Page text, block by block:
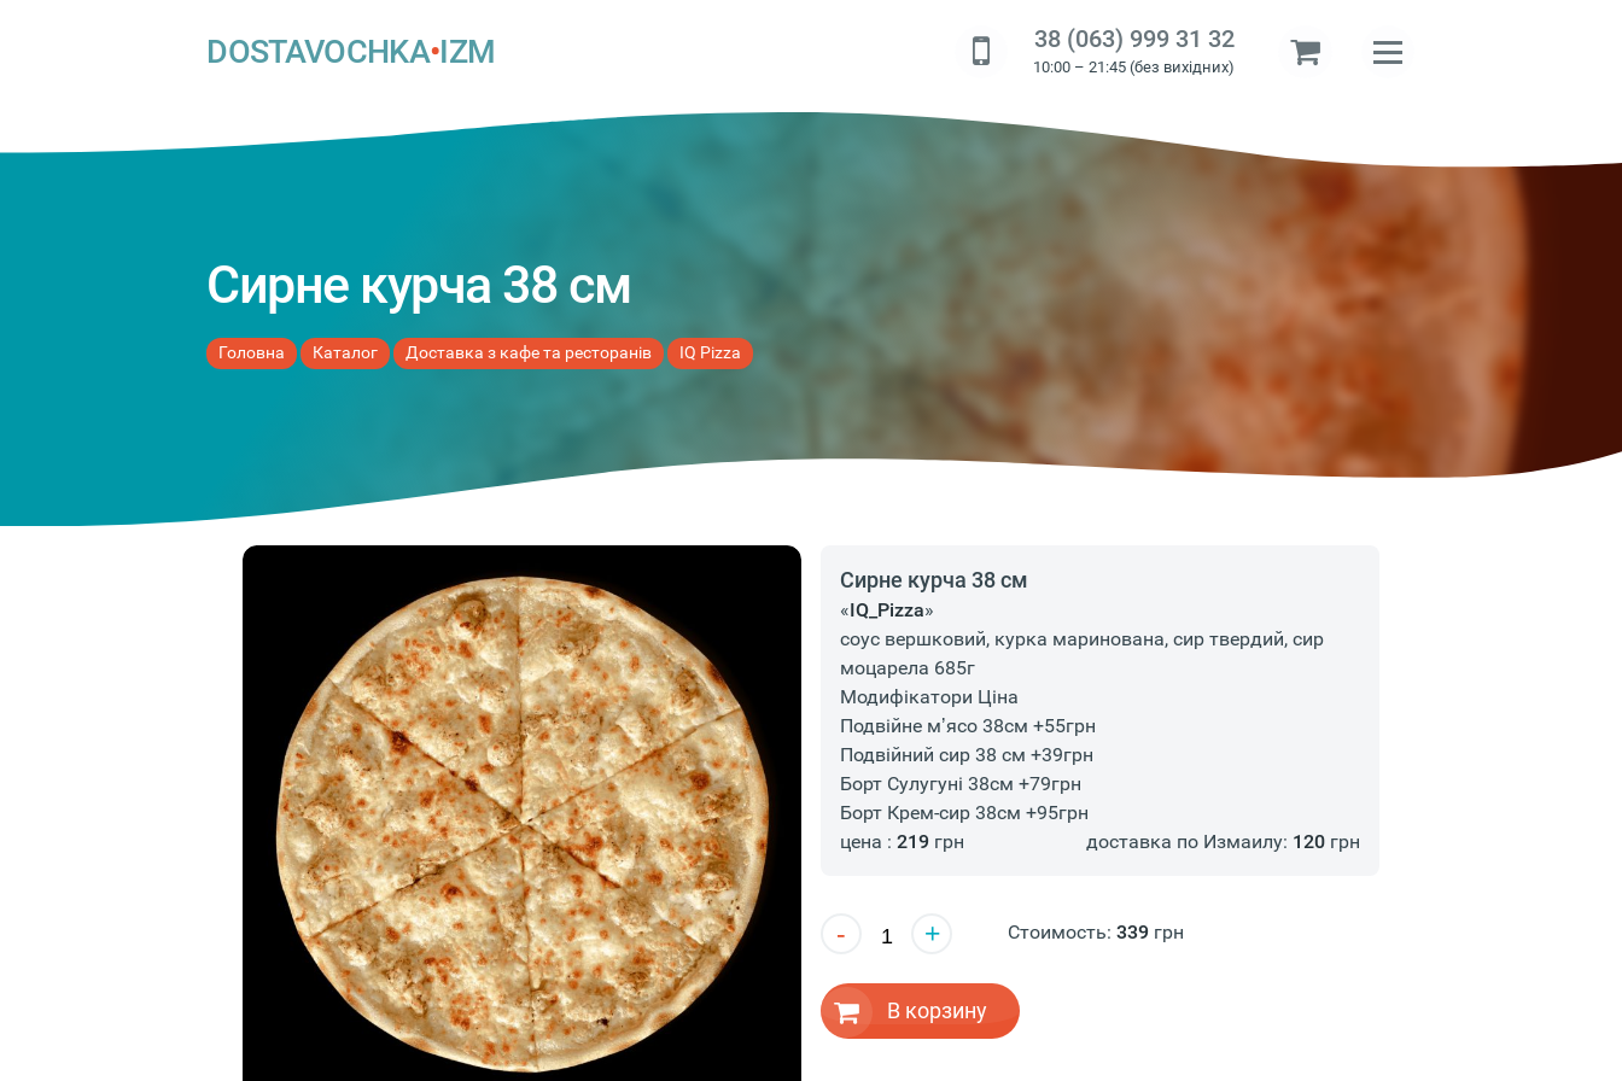
DOSTAVOCHKA•IZM 38 (063) 999 31 32
10:00 – 21:45 (без вихідних)
Сирне курча 38 см
Головна Каталог Доставка з кафе та ресторанів IQ Pizza
Сирне курча 38 см
«IQ_Pizza»
соус вершковий, курка маринована, сир твердий, сир
моцарела 685г
Модифікатори Ціна
Подвійне мʼясо 38см +55грн
Подвійний сир 38 см +39грн
Борт Сулугуні 38см +79грн
Борт Крем-сир 38см +95грн
цена : 219грн доставка по Измаилу: 120грн
- + Стоимость: 339грн
В корзину